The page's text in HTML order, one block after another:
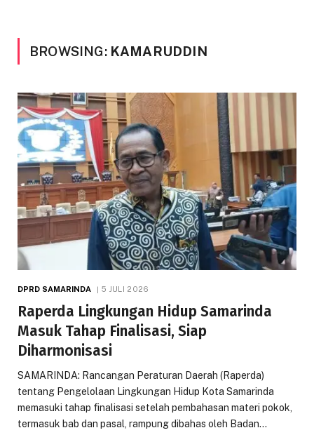
BROWSING: KAMARUDDIN
DPRD SAMARINDA 5 JULI 2026
Raperda Lingkungan Hidup Samarinda
Masuk Tahap Finalisasi, Siap
Diharmonisasi
SAMARINDA: Rancangan Peraturan Daerah (Raperda)
tentang Pengelolaan Lingkungan Hidup Kota Samarinda
memasuki tahap finalisasi setelah pembahasan materi pokok,
termasuk bab dan pasal, rampung dibahas oleh Badan…